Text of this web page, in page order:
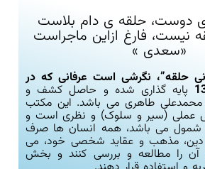
دوست، حلقه ی دام بلاست
نیست، فارغ ازاین ماجراست
«سعدی »
حلقه”، نگرشی است عرفانی که در
پایه گذاری شده و حاصل کشف و
محمدعلی طاهری می باشد. این مکتب
(سیر و سلوک) و نظری است و
شمول می باشد، همه انسان ها صرف
دین، مذهب و عقاید شخصی خود، می
را مطالعه و بررسی کنند و بخش